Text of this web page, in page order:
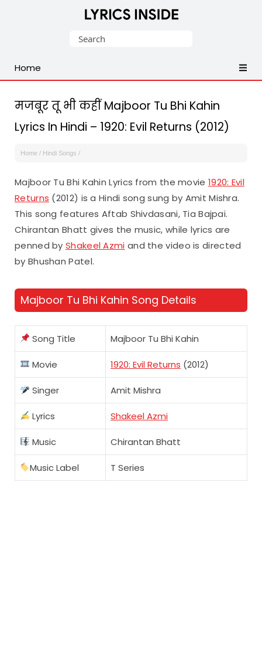
Malayalam,
English,
Songs
Lyrics
Search
Home
मजबूर तू भी कहीं Majboor Tu Bhi Kahin
Lyrics In Hindi – 1920: Evil Returns (2012)
Home / Hindi Songs /
Majboor Tu Bhi Kahin Lyrics from the movie 1920: Evil
Returns (2012) is a Hindi song sung by Amit Mishra.
This song features Aftab Shivdasani, Tia Bajpai.
Chirantan Bhatt gives the music, while lyrics are
penned byShakeel Azmi and the video is directed
by Bhushan Patel.
Majboor Tu Bhi Kahin Song Details
Song Title Majboor Tu Bhi Kahin
Movie 1920: Evil Returns (2012)
Singer Amit Mishra
Lyrics Shakeel Azmi
Music Chirantan Bhatt
Music Label T Series